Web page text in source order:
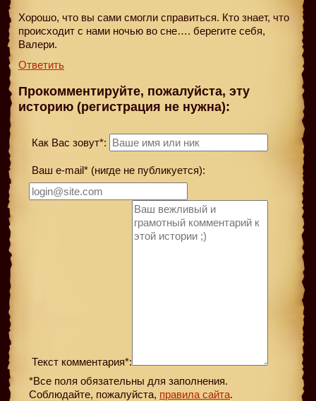
Хорошо, что вы сами смогли справиться. Кто знает, что
происходит с нами ночью во сне…. берегите себя,
Валери.
Ответить
Прокомментируйте, пожалуйста, эту
историю (регистрация не нужна):
Как Вас зовут*:
Ваш e-mail* (нигде не публикуется):
Текст комментария*:
*Все поля обязательны для заполнения.
Соблюдайте, пожалуйста, правила сайта.